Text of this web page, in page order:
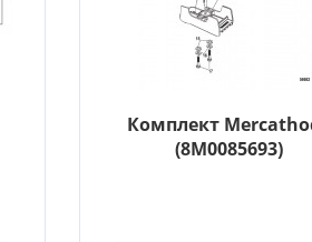
Комплект
(8M0085693)